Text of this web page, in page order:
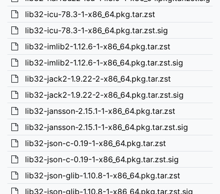
lib32-icu-78.3-1-x86_64.pkg.tar.zst
lib32-icu-78.3-1-x86_64.pkg.tar.zst.sig
lib32-imlib2-1.12.6-1-x86_64.pkg.tar.zst
lib32-imlib2-1.12.6-1-x86_64.pkg.tar.zst.sig
lib32-jack2-1.9.22-2-x86_64.pkg.tar.zst
lib32-jack2-1.9.22-2-x86_64.pkg.tar.zst.sig
lib32-jansson-2.15.1-1-x86_64.pkg.tar.zst
lib32-jansson-2.15.1-1-x86_64.pkg.tar.zst.sig
lib32-json-c-0.19-1-x86_64.pkg.tar.zst
lib32-json-c-0.19-1-x86_64.pkg.tar.zst.sig
lib32-json-glib-1.10.8-1-x86_64.pkg.tar.zst
lib32-json-glib-1.10.8-1-x86_64.pkg.tar.zst.sig